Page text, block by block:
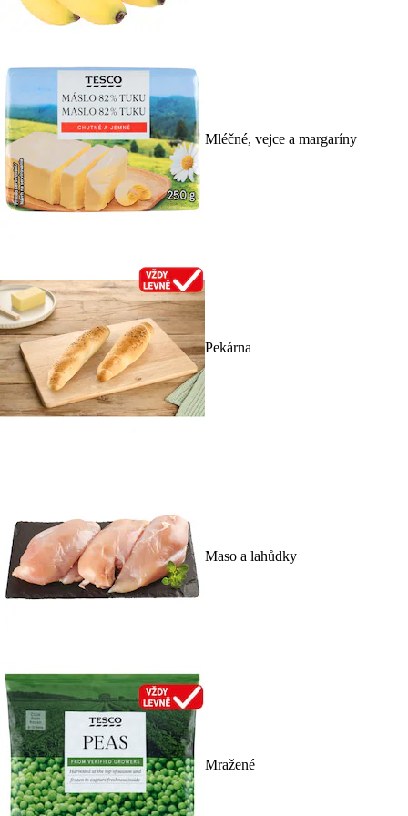
Mléčné, vejce a margaríny
Pekárna
Maso a lahůdky
Mražené